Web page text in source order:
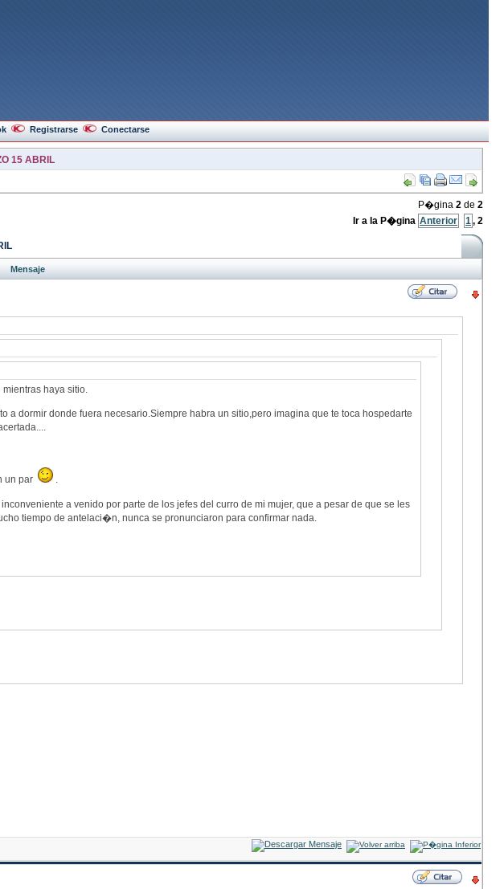
Registrarse Conectarse
15 ABRIL
P�gina 2 de 2
Ir a la P�gina Anterior 1, 2
Mensaje
haya sitio.
dormir donde fuera necesario.Siempre habra un sitio,pero imagina que te toca hospedarte
un par .
a venido por parte de los jefes del curro de mi mujer, que a pesar de que se les
tiempo de antelaci�n, nunca se pronunciaron para confirmar nada.